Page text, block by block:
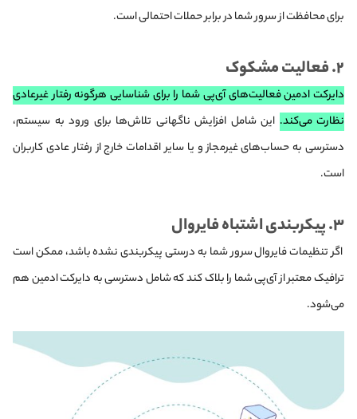
برای محافظت از سرور شما در برابر حملات احتمالی است.
۲. فعالیت مشکوک
دایرکت ادمین فعالیت‌های آی‌پی شما را برای شناسایی هرگونه رفتار غیرعادی
نظارت می‌کند. این شامل افزایش ناگهانی تلاش‌ها برای ورود به سیستم،
دسترسی به حساب‌های غیرمجاز و یا سایر اقدامات خارج از رفتار عادی کاربران
است.
۳. پیکربندی اشتباه فایروال
اگر تنظیمات فایروال سرور شما به درستی پیکربندی نشده باشد، ممکن است
ترافیک معتبر از آی‌پی شما را بلاک کند که شامل دسترسی به دایرکت ادمین هم
می‌شود.